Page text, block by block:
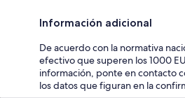
Información adicional
De acuerdo con la normativa
efectivo que superen los 1000
información, ponte en contacto
los datos que figuran en la